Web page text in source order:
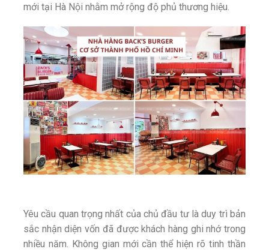
mới tại Hà Nội nhằm mở rộng độ phủ thương hiệu.
Yêu cầu quan trọng nhất của chủ đầu tư là duy trì bản
sắc nhận diện vốn đã được khách hàng ghi nhớ trong
nhiều năm. Không gian mới cần thể hiện rõ tinh thần